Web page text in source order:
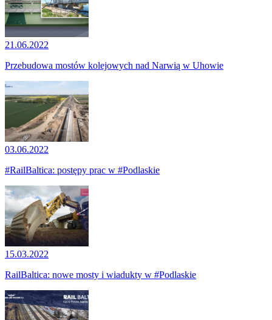
21.06.2022
Przebudowa mostów kolejowych nad Narwią w Uhowie
03.06.2022
#RailBaltica: postępy prac w #Podlaskie
15.03.2022
RailBaltica: nowe mosty i wiadukty w #Podlaskie